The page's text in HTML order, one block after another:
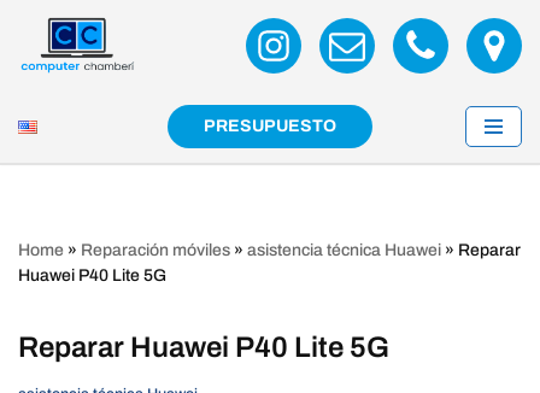
Saltar
PRESUPUESTO
Home » Reparación móviles » asistencia técnica Huawei » Reparar
Huawei P40 Lite 5G
Reparar Huawei P40 Lite 5G